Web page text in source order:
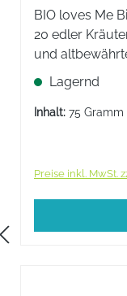
BIO loves Me
20 edler
und
Lagernd
Inhalt: 75 Gramm
Preise inkl. MwSt.